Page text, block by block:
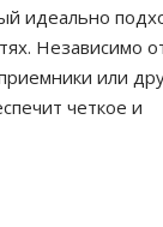
идеально
Независимо
или
четкое и